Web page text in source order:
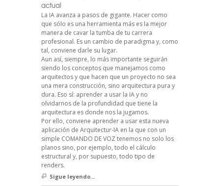
actual
La IA avanza a pasos de gigante. Hacer como
que sólo es una herramienta más es la mejor
manera de cavar la tumba de tu carrera
profesional. Es un cambio de paradigma y, como
tal, conviene darle su lugar.
Aun así, siempre, lo más importante seguirán
siendo los conceptos que manejamos como
arquitectos y que hacen que un proyecto no sea
una mera construcción, sino arquitectura pura y
dura. Eso sí: aprender a usar la IA y no
olvidarnos de la profundidad que tiene la
arquitectura es donde nos la jugamos.
Por ello, conviene aprender a usar esta nueva
aplicación de Arquitectur-IA en la que con un
simple COMANDO DE VOZ tenemos no solo los
planos sino, por ejemplo, todo el cálculo
estructural y, por supuesto, todo tipo de
renders.
Sigue leyendo...